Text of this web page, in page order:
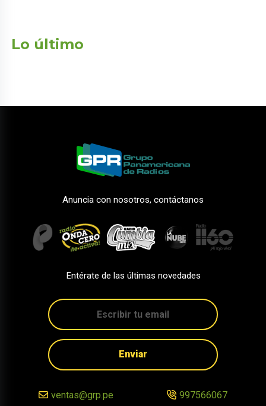
Lo último
Anuncia con nosotros, contáctanos
Entérate de las últimas novedades
Enviar
ventas@grp.pe 997566067